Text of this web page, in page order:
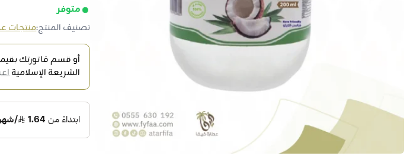
متوفر
تصنيف المنتج:منتجات
أو قسم فاتورتك
الشريعة الإسلامية